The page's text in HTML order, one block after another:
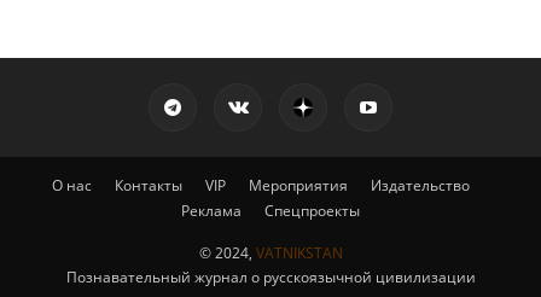
О нас Контакты VIP Мероприятия
Издательство
Реклама
Спецпроекты
© 2024, VATNIKSTAN
Познавательный журнал о русскоязычной цивилизации